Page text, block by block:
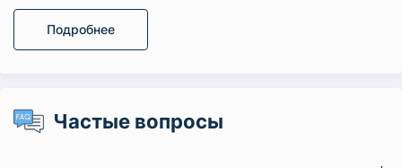
Подробнее
Частые вопросы